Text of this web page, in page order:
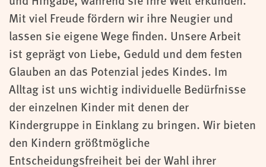
Mit viel Freude fördern wir ihre Neugier und
lassen sie eigene Wege finden. Unsere Arbeit
ist geprägt von Liebe, Geduld und dem festen
Glauben an das Potenzial jedes Kindes. Im
Alltag ist uns wichtig individuelle Bedürfnisse
der einzelnen Kinder mit denen der
Kindergruppe in Einklang zu bringen. Wir bieten
den Kindern größtmögliche
Entscheidungsfreiheit bei der Wahl ihrer